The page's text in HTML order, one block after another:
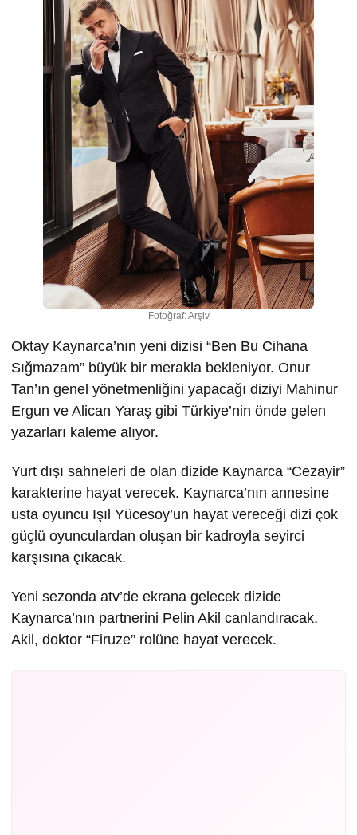
Fotoğraf: Arşiv
Oktay Kaynarca’nın yeni dizisi “Ben Bu Cihana
Sığmazam” büyük bir merakla bekleniyor. Onur
Tan’ın genel yönetmenliğini yapacağı diziyi Mahinur
Ergun ve Alican Yaraş gibi Türkiye’nin önde gelen
yazarları kaleme alıyor.
Yurt dışı sahneleri de olan dizide Kaynarca “Cezayir”
karakterine hayat verecek. Kaynarca’nın annesine
usta oyuncu Işıl Yücesoy’un hayat vereceği dizi çok
güçlü oyunculardan oluşan bir kadroyla seyirci
karşısına çıkacak.
Yeni sezonda atv’de ekrana gelecek dizide
Kaynarca’nın partnerini Pelin Akil canlandıracak.
Akil, doktor “Firuze” rolüne hayat verecek.